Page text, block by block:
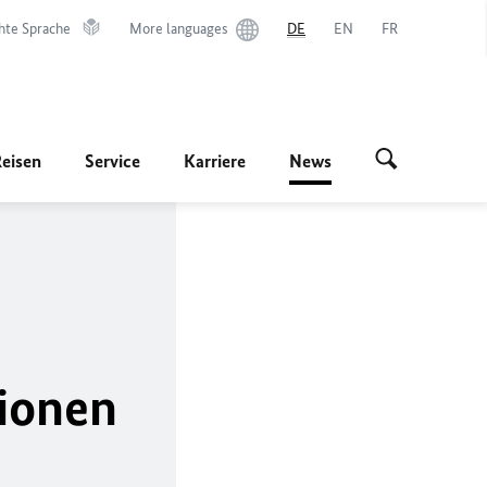
Sprache More languages DE EN FR
Service Karriere News